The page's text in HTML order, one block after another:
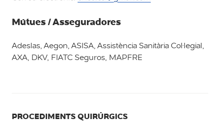
Mútues / Asseguradores
Adeslas, Aegon, ASISA, Assistència Sanitària Col·legial,
AXA, DKV, FIATC Seguros, MAPFRE
PROCEDIMENTS QUIRÚRGICS